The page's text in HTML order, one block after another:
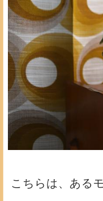
こちらは、ある